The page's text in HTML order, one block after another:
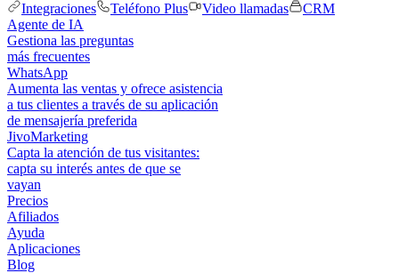
Integraciones
Teléfono Plus Video llamadas
CRM
Agente de IA
Gestiona las preguntas
más frecuentes
WhatsApp
Aumenta las ventas y ofrece asistencia
a tus clientes a través de su aplicación
de mensajería preferida
JivoMarketing
Capta la atención de tus visitantes:
capta su interés antes de que se
vayan
Precios
Afiliados
Ayuda
Aplicaciones
Blog